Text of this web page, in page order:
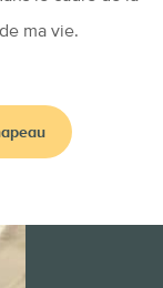
ma vie.